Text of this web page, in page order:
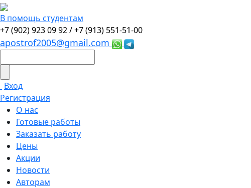
В помощь студентам
+7 (902) 923 09 92 /+7 (913) 551-51-00
apostrof2005@gmail.com
Вход
Регистрация
О нас
Готовые работы
Заказать работу
Цены
Акции
Новости
Авторам